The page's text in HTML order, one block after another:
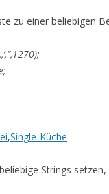
zu einer beliebigen
,Single-Küche
Strings setzen,